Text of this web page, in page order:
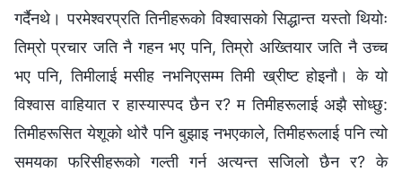
गर्दैनथे। परमेश्‍वरप्रति तिनीहरूको विश्‍वासको सिद्धान्त यस्तो थियोः
तिम्रो प्रचार जति नै गहन भए पनि, तिम्रो अख्तियार जति नै उच्‍च
भए पनि, तिमीलाई मसीह नभनिएसम्म तिमी ख्रीष्ट होइनौ। के यो
विश्‍वास वाहियात र हास्यास्पद छैन र? म तिमीहरूलाई अझै सोध्छु:
तिमीहरूसित येशूको थोरै पनि बुझाइ नभएकाले, तिमीहरूलाई पनि त्यो
समयका फरिसीहरूको गल्ती गर्न अत्यन्त सजिलो छैन र? के